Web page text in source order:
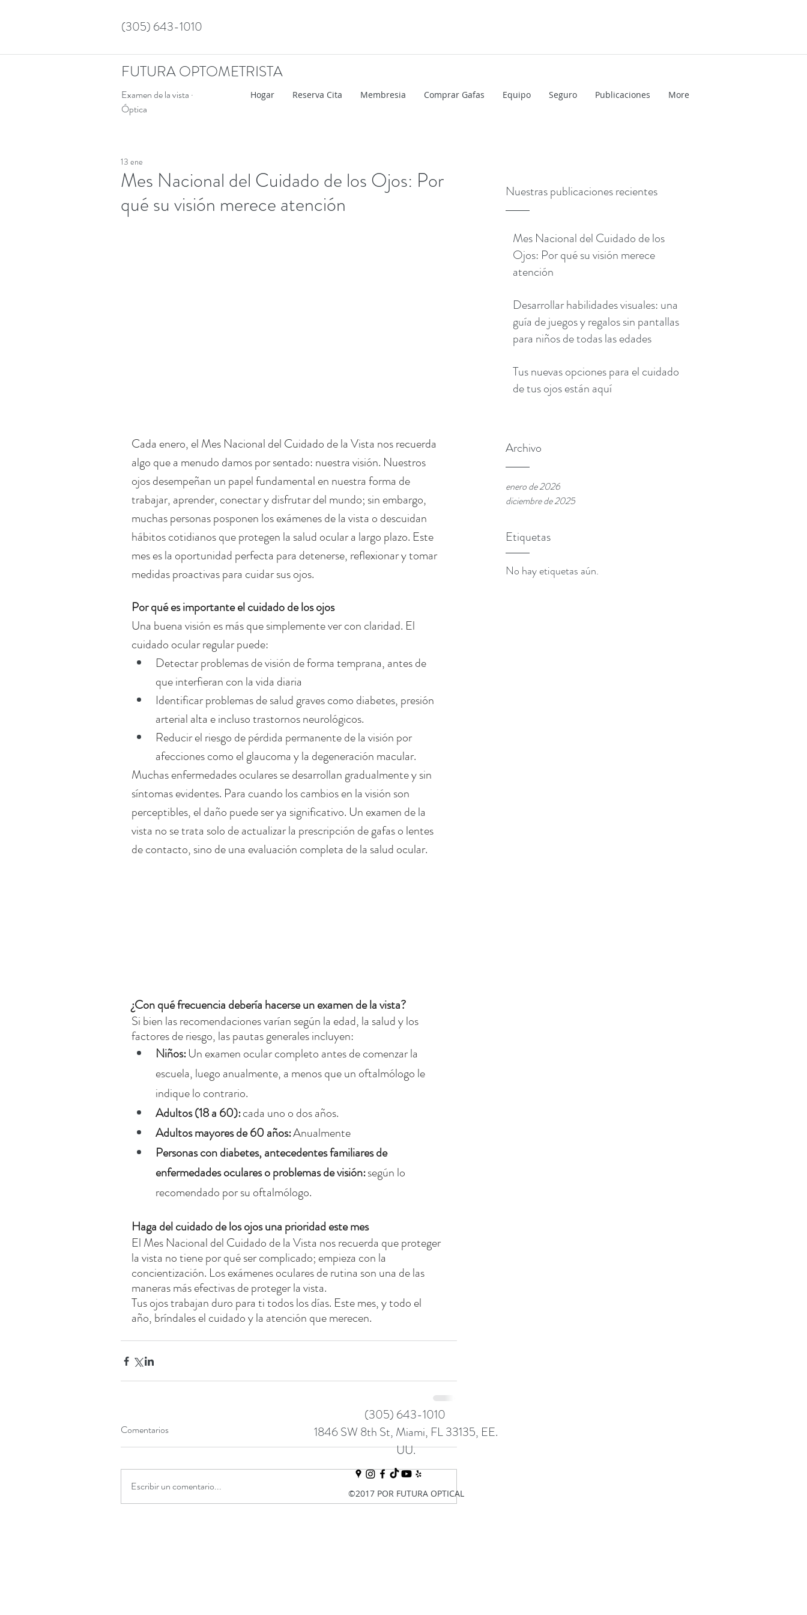
(305) 643-1010
FUTURA OPTOMETRISTA
Examen de la vista ·
Óptica
Hogar Reserva Cita Membresia Comprar Gafas Equipo Seguro Publicaciones More
Mes Nacional del Cuidado de los Ojos: Por
qué su visión merece atención
13 ene
Cada enero, el Mes Nacional del Cuidado de la Vista nos recuerda
algo que a menudo damos por sentado: nuestra visión. Nuestros
ojos desempeñan un papel fundamental en nuestra forma de
trabajar, aprender, conectar y disfrutar del mundo; sin embargo,
muchas personas posponen los exámenes de la vista o descuidan
hábitos cotidianos que protegen la salud ocular a largo plazo. Este
mes es la oportunidad perfecta para detenerse, reflexionar y tomar
medidas proactivas para cuidar sus ojos.
Por qué es importante el cuidado de los ojos
Una buena visión es más que simplemente ver con claridad. El
cuidado ocular regular puede:
Detectar problemas de visión de forma temprana, antes de
que interfieran con la vida diaria
Identificar problemas de salud graves como diabetes, presión
arterial alta e incluso trastornos neurológicos.
Reducir el riesgo de pérdida permanente de la visión por
afecciones como el glaucoma y la degeneración macular.
Muchas enfermedades oculares se desarrollan gradualmente y sin
síntomas evidentes. Para cuando los cambios en la visión son
perceptibles, el daño puede ser ya significativo. Un examen de la
vista no se trata solo de actualizar la prescripción de gafas o lentes
de contacto, sino de una evaluación completa de la salud ocular.
¿Con qué frecuencia debería hacerse un examen de la vista?
Si bien las recomendaciones varían según la edad, la salud y los
factores de riesgo, las pautas generales incluyen:
Niños:Un examen ocular completo antes de comenzar la
escuela, luego anualmente, a menos que un oftalmólogo le
indique lo contrario.
Adultos (18 a 60):cada uno o dos años.
Adultos mayores de 60 años:Anualmente
Personas con diabetes, antecedentes familiares de
enfermedades oculares o problemas de visión:según lo
recomendado por su oftalmólogo.
Haga del cuidado de los ojos una prioridad este mes
El Mes Nacional del Cuidado de la Vista nos recuerda que proteger
la vista no tiene por qué ser complicado; empieza con la
concientización. Los exámenes oculares de rutina son una de las
maneras más efectivas de proteger la vista.
Tus ojos trabajan duro para ti todos los días. Este mes, y todo el
año, bríndales el cuidado y la atención que merecen.
Comentarios
Escribir un comentario...
Nuestras publicaciones recientes
Mes Nacional del Cuidado de los
Ojos: Por qué su visión merece
atención
Desarrollar habilidades visuales: una
guía de juegos y regalos sin pantallas
para niños de todas las edades
Tus nuevas opciones para el cuidado
de tus ojos están aquí
Archivo
enero de 2026
diciembre de 2025
Etiquetas
No hay etiquetas aún.
(305) 643-1010
1846 SW 8th St, Miami, FL 33135, EE.
UU.
©2017 POR FUTURA OPTICAL